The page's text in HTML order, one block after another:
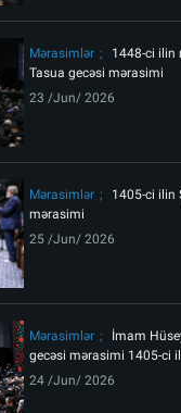
Mərasimlər
1448-ci ilin
Tasua gecəsi mərasimi
23 /Jun/ 2026
Mərasimlər
1405-ci ilin
mərasimi
25 /Jun/ 2026
Mərasimlər
İmam
gecəsi mərasimi 1405-ci il
24 /Jun/ 2026